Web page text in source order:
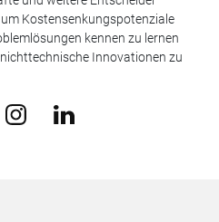
Kostensenkungspotenziale
kennen zu lernen
Innovationen zu